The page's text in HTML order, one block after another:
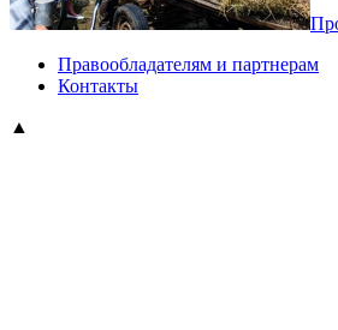
Правообладателям и партнерам
Контакты
▲